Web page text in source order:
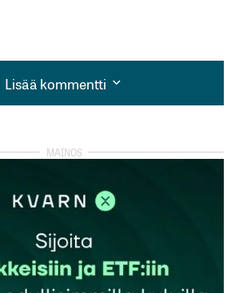
Lisää kommentti
Lisää kommentti
kirjautua